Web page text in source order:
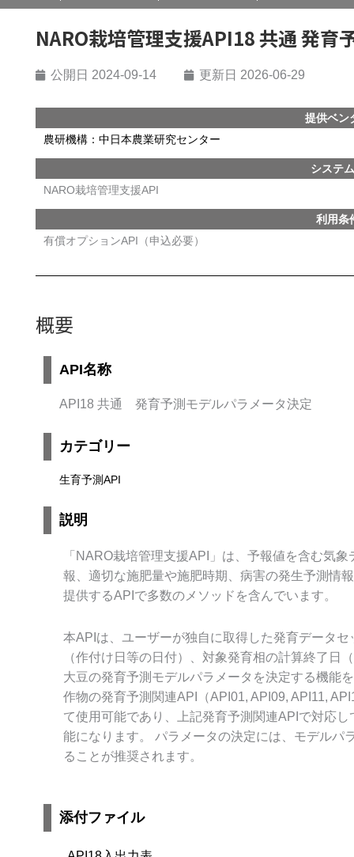
NARO栽培管理支援API18 共通 発育
公開日 2024-09-14 更新日 2026-06-29
提供ベン
農研機構：中日本農業研究センター
システ
NARO栽培管理支援API
利用条
有償オプションAPI（申込必要）
概要
API名称
API18 共通 発育予測モデルパラメータ決定
カテゴリー
生育予測API
説明
「NARO栽培管理支援API」は、予報値を含む気
報、適切な施肥量や施肥時期、病害の発生予測情
提供するAPIで多数のメソッドを含んでいます。
本APIは、ユーザーが独自に取得した発育データ
（作付け日等の日付）、対象発育相の計算終了日
大豆の発育予測モデルパラメータを決定する機能
作物の発育予測関連API（API01, API09, API11,
て使用可能であり、上記発育予測関連APIで対応
能になります。 パラメータの決定には、モデルパ
ることが推奨されます。
添付ファイル